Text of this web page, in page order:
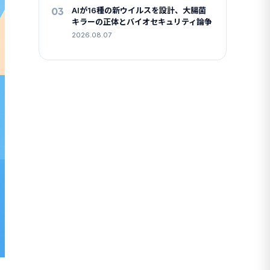
03
AIが16種の新ウイルスを設計、大腸菌
キラーの正体とバイオセキュリティ論争
2026.08.07